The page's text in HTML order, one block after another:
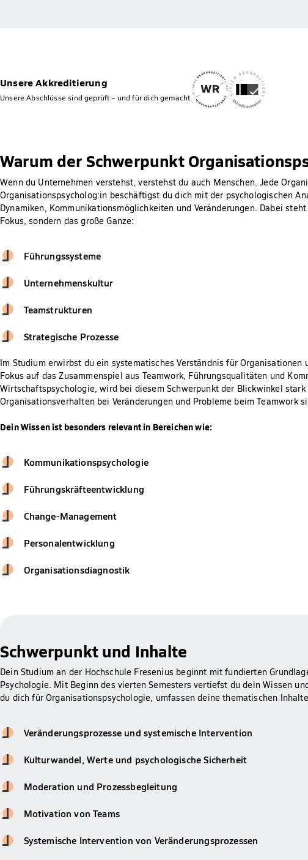
Unsere Akkreditierung
Unsere Abschlüsse sind geprüft – und für dich gemacht.
Warum der Schwerpunkt
Wenn du Unternehmen verstehst, verstehst du auch Menschen. Jede
Organisationspsycholog:in beschäftigst du dich mit der psychologischen
Dynamiken, Kommunikationsmöglichkeiten und Veränderungen. Dabei
Fokus, sondern das große Ganze:
Führungssysteme
Unternehmenskultur
Teamstrukturen
Strategische Prozesse
Im Studium erwirbst du ein systematisches Verständnis für
Fokus auf das Zusammenspiel aus Teamwork, Führungsqualitäten und
Wirtschaftspsychologie, wird bei diesem Schwerpunkt der Blickwinkel
Organisationsverhalten bei Veränderungen und Probleme beim Teamwork
Dein Wissen ist besonders relevant in Bereichen wie:
Kommunikationspsychologie
Führungskräfteentwicklung
Change-Management
Personalentwicklung
Organisationsdiagnostik
Schwerpunkt und Inhalte
Dein Studium an der Hochschule Fresenius beginnt mit fundierten
Psychologie. Mit Beginn des vierten Semesters vertiefst du dein Wissen
du dich für Organisationspsychologie, umfassen deine thematischen
Veränderungsprozesse und systemische Intervention
Kulturwandel, Werte und psychologische Sicherheit
Moderation und Prozessbegleitung
Motivation von Teams
Systemische Intervention von Veränderungsprozessen